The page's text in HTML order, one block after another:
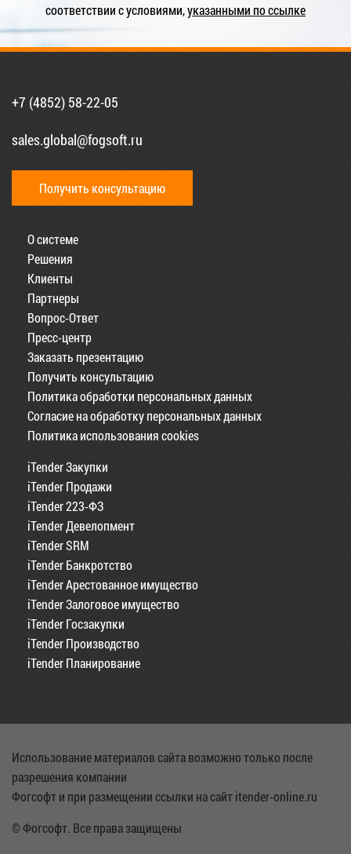
соответствии с условиями,указанными по ссылке
+7 (4852) 58-22-05
sales.global@fogsoft.ru
Получить консультацию
О системе
Решения
Клиенты
Партнеры
Вопрос-Ответ
Пресс-центр
Заказать презентацию
Получить консультацию
Политика обработки персональных данных
Согласие на обработку персональных данных
Политика использования cookies
iTender Закупки
iTender Продажи
iTender 223-ФЗ
iTender Девелопмент
iTender SRM
iTender Банкротство
iTender Арестованное имущество
iTender Залоговое имущество
iTender Госзакупки
iTender Производство
iTender Планирование
Использование материалов сайта возможно только после
разрешения компании
Фогсофт и при размещении ссылки на сайт itender-online.ru
© Фогсофт. Все права защищены